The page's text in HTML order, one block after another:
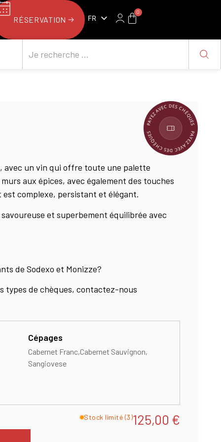
RÉSERVATION FR
NL
0
PAYEZ AVEC DES CHÈQUES
PAYEZ AVEC DES CHÈQUES
avec un vin qui offre toute une palette
aux épices, avec également des touches
complexe, persistant et élégant.
et superbement équilibrée avec
de Sodexo et Monizze?
types de chèques, contactez-nous
Cépages
Cabernet Franc Cabernet Sauvignon
Sangiovese
125,00 €
Stock limité (3)